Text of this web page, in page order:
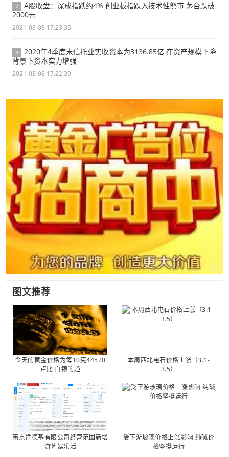
7
A股收盘：深成指跌约4% 创业板指跌入技术性熊市 茅台跌破
2000元
2021-03-08 17:23:35
8
2020年4季度末信托业实收资本为3136.85亿 在资产规模下降
背景下资本实力增强
2021-03-08 17:22:39
图文推荐
今天的黄金价格为每10克44520
卢比 白银的趋
本周西北电石价格上涨（3.1-
3.5）
南京肯德基有限公司经营范围新增
游艺娱乐活
受下游玻璃价格上涨影响 纯碱价
格坚挺运行